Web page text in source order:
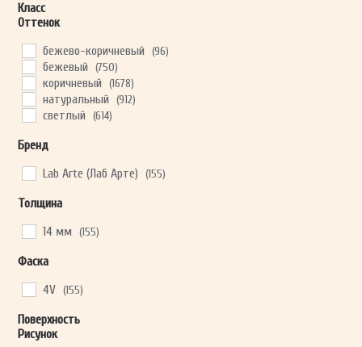
ОТПРАВИТЬ
Ваши данные не будут переданы третьим лицам
Класс
Оттенок
бежево-коричневый
(96)
бежевый (750)
коричневый (1678)
натуральный (912)
светлый (614)
Бренд
Lab Arte (Лаб Арте)
(155)
Толщина
14 мм
(155)
Фаска
4V (155)
Поверхность
Рисунок